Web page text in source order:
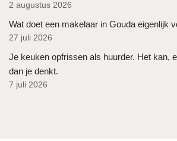
2 augustus 2026
Wat doet een makelaar in Gouda eigenlijk
27 juli 2026
Je keuken opfrissen als huurder. Het kan,
dan je denkt.
7 juli 2026